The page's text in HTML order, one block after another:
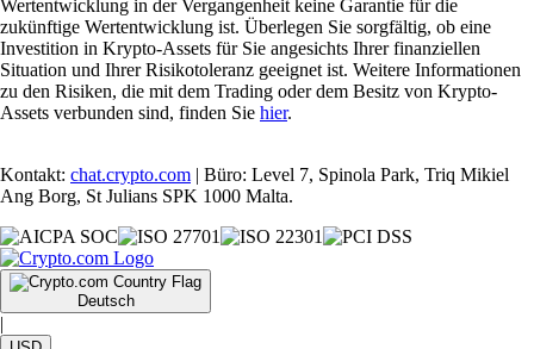
Wertentwicklung in der Vergangenheit keine Garantie für die
zukünftige Wertentwicklung ist. Überlegen Sie sorgfältig, ob eine
Investition in Krypto-Assets für Sie angesichts Ihrer finanziellen
Situation und Ihrer Risikotoleranz geeignet ist. Weitere Informationen
zu den Risiken, die mit dem Trading oder dem Besitz von Krypto-
Assets verbunden sind, finden Sie hier.
Kontakt: chat.crypto.com | Büro: Level 7, Spinola Park, Triq Mikiel
Ang Borg, St Julians SPK 1000 Malta.
Deutsch
|